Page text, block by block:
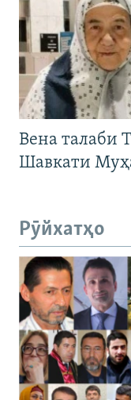
Вена талаби
Шавкати
Рӯйхатҳо